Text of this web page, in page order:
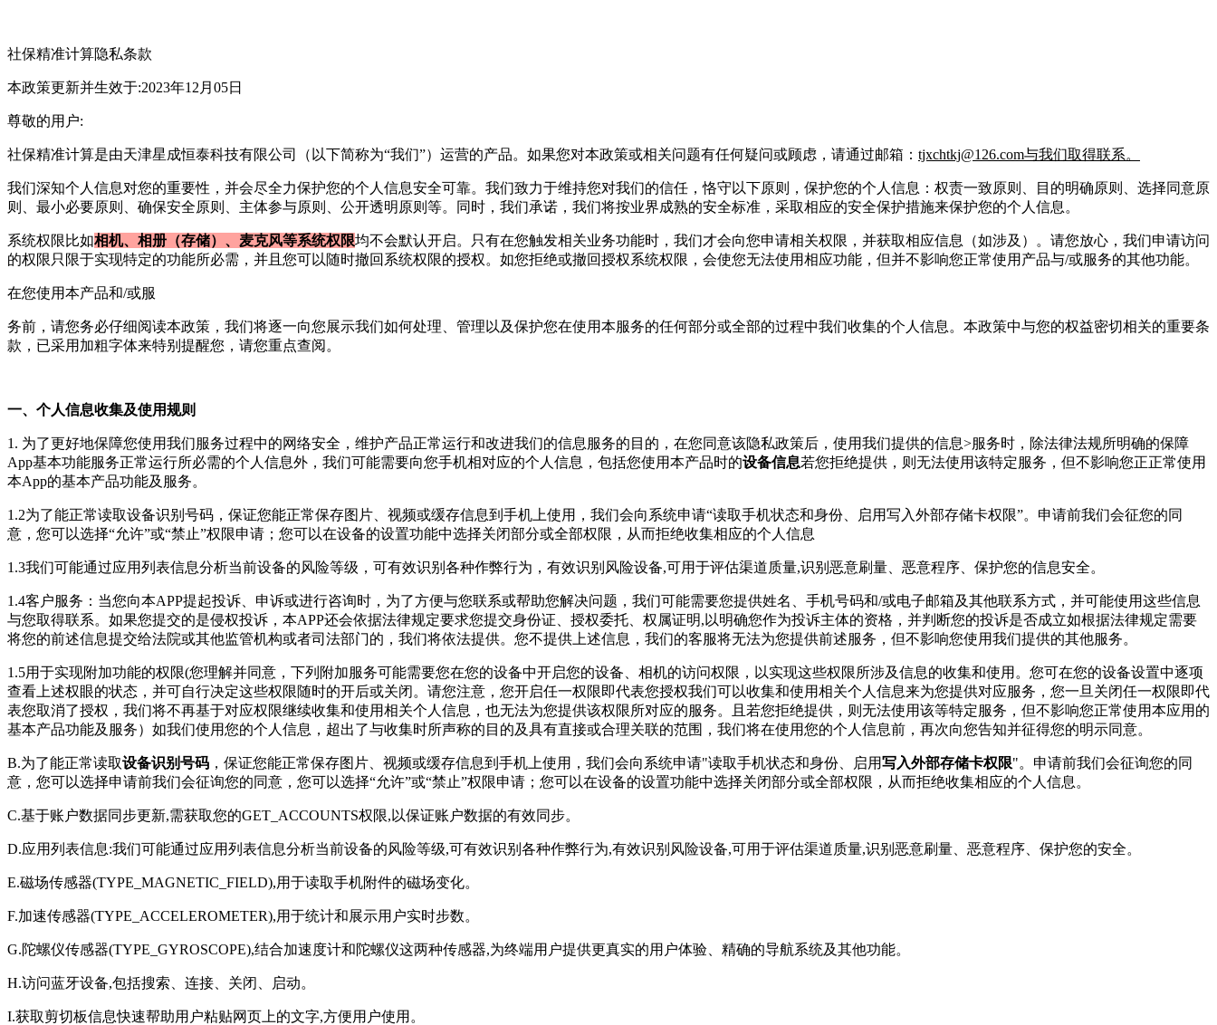
社保精准计算隐私条款
本政策更新并生效于:2023年12月05日
尊敬的用户:
社保精准计算是由天津星成恒泰科技有限公司 （以下简称为“我们”）运营的产品。如果您对本政策或相关问题有任何疑问或顾虑，请通过邮箱： tjxchtkj@126.com与我们取得联系。
我们深知个人信息对您的重要性，并会尽全力保护您的个人信息安全可靠。我们致力于维持您对我们的信任，恪守以下原则，保护您的个人信息：权责一致原则、目的明确原则、选择同意原
则、最小必要原则、确保安全原则、主体参与原则、公开透明原则等。同时，我们承诺，我们将按业界成熟的安全标准，采取相应的安全保护措施来保护您的个人信息。
系统权限比如相机、相册（存储）、麦克风等系统权限均不会默认开启。只有在您触发相关业务功能时，我们才会向您申请相关权限，并获取相应信息（如涉及）。请您放心，我们申请访问
的权限只限于实现特定的功能所必需，并且您可以随时撤回系统权限的授权。如您拒绝或撤回授权系统权限，会使您无法使用相应功能，但并不影响您正常使用产品与/或服务的其他功能。
在您使用本产品和/或服
务前，请您务必仔细阅读本政策，我们将逐一向您展示我们如何处理、管理以及保护您在使用本服务的任何部分或全部的过程中我们收集的个人信息。本政策中与您的权益密切相关的重要条
款，已采用加粗字体来特别提醒您，请您重点查阅。
一、个人信息收集及使用规则
1. 为了更好地保障您使用我们服务过程中的网络安全，维护产品正常运行和改进我们的信息服务的目的，在您同意该隐私政策后，使用我们提供的信息>服务时，除法律法规所明确的保障
App基本功能服务正常运行所必需的个人信息外，我们可能需要向您手机相对应的个人信息，包括您使用本产品时的设备信息若您拒绝提供，则无法使用该特定服务，但不影响您正正常使用
本App的基本产品功能及服务。
1.2为了能正常读取设备识别号码，保证您能正常保存图片、视频或缓存信息到手机上使用，我们会向系统申请“读取手机状态和身份、启用写入外部存储卡权限”。申请前我们会征您的同
意，您可以选择“允许”或“禁止”权限申请；您可以在设备的设置功能中选择关闭部分或全部权限，从而拒绝收集相应的个人信息
1.3我们可能通过应用列表信息分析当前设备的风险等级，可有效识别各种作弊行为，有效识别风险设备,可用于评估渠道质量,识别恶意刷量、恶意程序、保护您的信息安全。
1.4客户服务：当您向本APP提起投诉、申诉或进行咨询时，为了方便与您联系或帮助您解决问题，我们可能需要您提供姓名、手机号码和/或电子邮箱及其他联系方式，并可能使用这些信息
与您取得联系。如果您提交的是侵权投诉，本APP还会依据法律规定要求您提交身份证、授权委托、权属证明,以明确您作为投诉主体的资格，并判断您的投诉是否成立如根据法律规定需要
将您的前述信息提交给法院或其他监管机构或者司法部门的，我们将依法提供。您不提供上述信息，我们的客服将无法为您提供前述服务，但不影响您使用我们提供的其他服务。
1.5用于实现附加功能的权限(您理解并同意，下列附加服务可能需要您在您的设备中开启您的设备、相机的访问权限，以实现这些权限所涉及信息的收集和使用。您可在您的设备设置中逐项
查看上述权眼的状态，并可自行决定这些权限随时的开后或关闭。请您注意，您开启任一权限即代表您授权我们可以收集和使用相关个人信息来为您提供对应服务，您一旦关闭任一权限即代
表您取消了授权，我们将不再基于对应权限继续收集和使用相关个人信息，也无法为您提供该权限所对应的服务。且若您拒绝提供，则无法使用该等特定服务，但不影响您正常使用本应用的
基本产品功能及服务）如我们使用您的个人信息，超出了与收集时所声称的目的及具有直接或合理关联的范围，我们将在使用您的个人信息前，再次向您告知并征得您的明示同意。
B.为了能正常读取设备识别号码 ，保证您能正常保存图片、视频或缓存信息到手机上使用，我们会向系统申请"读取手机状态和身份、启用写入外部存储卡权限"。申请前我们会征询您的同
意，您可以选择申请前我们会征询您的同意，您可以选择“允许”或“禁止”权限申请；您可以在设备的设置功能中选择关闭部分或全部权限，从而拒绝收集相应的个人信息。
C.基于账户数据同步更新,需获取您的GET_ACCOUNTS权限,以保证账户数据的有效同步。
D.应用列表信息:我们可能通过应用列表信息分析当前设备的风险等级,可有效识别各种作弊行为,有效识别风险设备,可用于评估渠道质量,识别恶意刷量、恶意程序、保护您的安全。
E.磁场传感器(TYPE_MAGNETIC_FIELD),用于读取手机附件的磁场变化。
F.加速传感器(TYPE_ACCELEROMETER),用于统计和展示用户实时步数。
G.陀螺仪传感器(TYPE_GYROSCOPE),结合加速度计和陀螺仪这两种传感器,为终端用户提供更真实的用户体验、精确的导航系统及其他功能。
H.访问蓝牙设备,包括搜索、连接、关闭、启动。
I.获取剪切板信息快速帮助用户粘贴网页上的文字,方便用户使用。